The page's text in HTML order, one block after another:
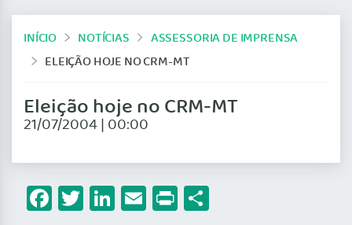
INÍCIO NOTÍCIAS
ASSESSORIA DE IMPRENSA
ELEIÇÃO HOJE NO CRM-MT
Eleição hoje no CRM-MT
21/07/2004 | 00:00
Facebook
Twitter
LinkedIn
Email
Print